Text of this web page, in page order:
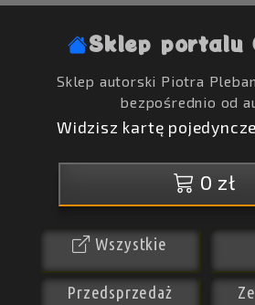
Sklep portalu
Sklep autorski Piotra
bezpośrednio od
Widzisz kartę
0 zł
Wszystkie
Przedsprzedaż